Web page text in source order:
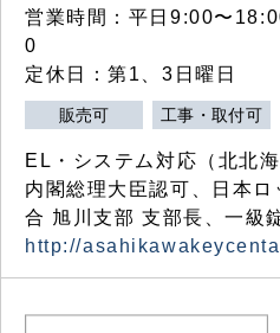
営業時間：平日9:00〜
0
定休日：第1、3日曜日
販売可 工事・取付可
EL・システム対応（北北海
内閣総理大臣認可、日本
合 旭川支部 支部長、一級
http://